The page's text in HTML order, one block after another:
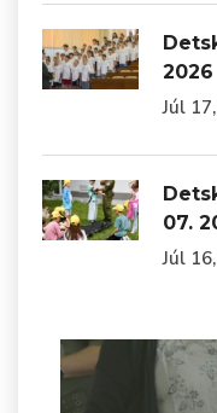
2026
Júl
07.
Júl